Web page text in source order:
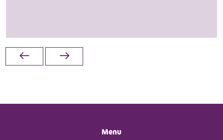
Menu